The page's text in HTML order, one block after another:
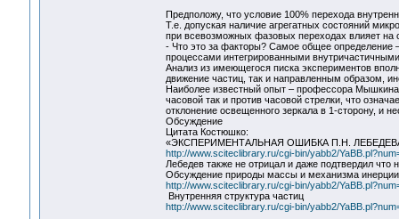
Предположу, что условие 100% перехода
Т.е. допуская наличие агрегатных состояний
при всевозможных фазовых переходах влияет на
- Что это за факторы? Самое общее определение
процессами интегрированными
Анализ из имеющегося писка экспериментов
движение частиц, так и направленным образом,
Наиболее известный опыт – профессора
часовой так и против часовой стрелки, что
отклонение освещенного зеркала в 1-сторону, и
Обсуждение
Цитата Костюшко:
«ЭКСПЕРИМЕНТАЛЬНАЯ ОШИБКА П.Н.
http://www.sciteclibrary.ru/cgi-bin/yabb2/
Лебедев также не отрицал и даже подтвердил
Обсуждение природы массы и механизма инерции
http://www.sciteclibrary.ru/cgi-bin/yabb2/
Внутренняя структура частиц
http://www.sciteclibrary.ru/cgi-bin/yabb2/